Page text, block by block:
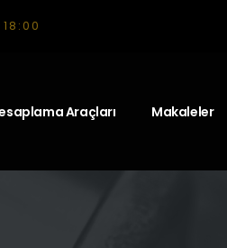
Araçları Makaleler